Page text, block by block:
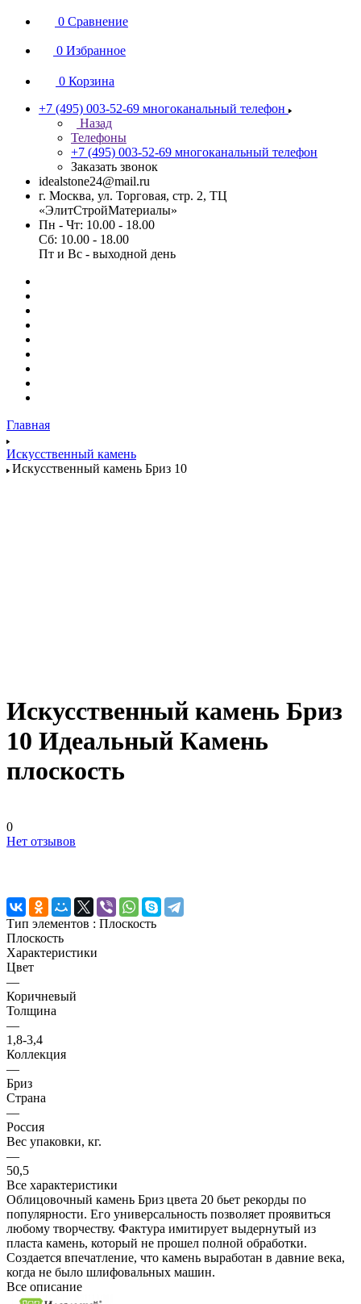
0 Сравнение
0 Избранное
0 Корзина
+7 (495) 003-52-69 многоканальный телефон
Назад
Телефоны
+7 (495) 003-52-69 многоканальный телефон
Заказать звонок
idealstone24@mail.ru
г. Москва, ул. Торговая, стр. 2, ТЦ
«ЭлитСтройМатериалы»
Пн - Чт: 10.00 - 18.00
Сб: 10.00 - 18.00
Пт и Вс - выходной день
Главная
Искусственный камень
Искусственный камень Бриз 10
Искусственный камень Бриз
10 Идеальный Камень
плоскость
0
Нет отзывов
Тип элементов : Плоскость
Плоскость
Характеристики
Цвет
—
Коричневый
Толщина
—
1,8-3,4
Коллекция
—
Бриз
Страна
—
Россия
Вес упаковки, кг.
—
50,5
Все характеристики
Облицовочный камень Бриз цвета 20 бьет рекорды по
популярности. Его универсальность позволяет проявиться
любому творчеству. Фактура имитирует выдернутый из
пласта камень, который не прошел полной обработки.
Создается впечатление, что камень выработан в давние века,
когда не было шлифовальных машин.
Все описание